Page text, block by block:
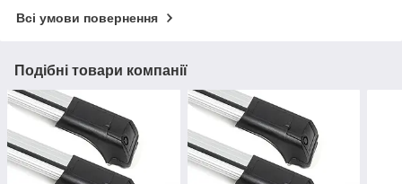
Всі умови повернення
Подібні товари компанії